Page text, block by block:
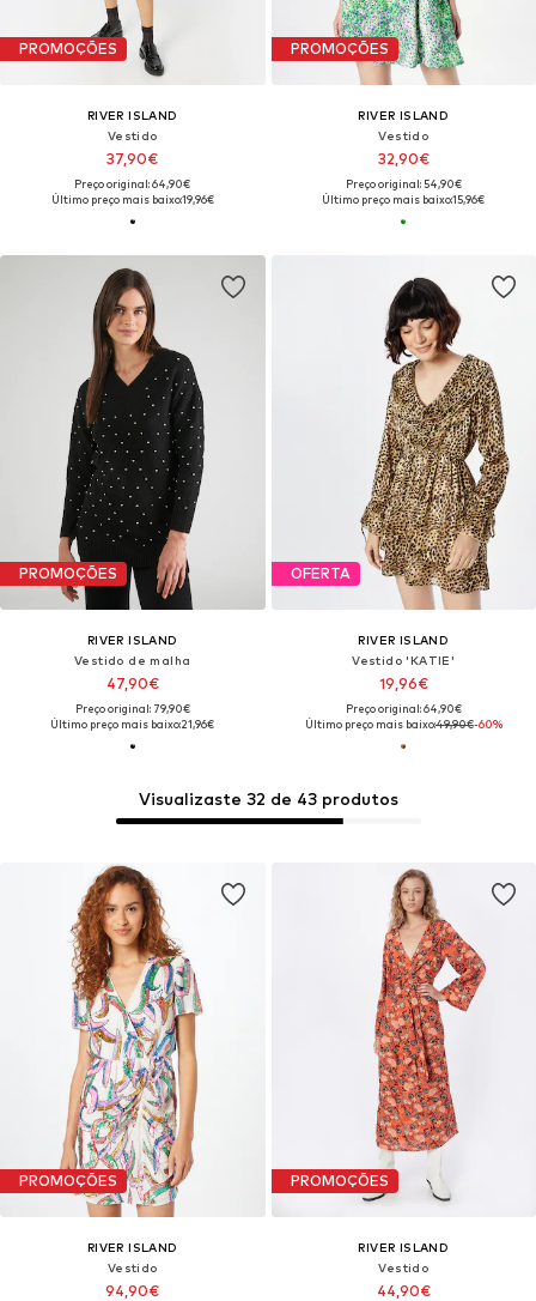
PROMOÇÕES
RIVER ISLAND
Vestido
37,90€
Preço original: 64,90€
Último preço mais baixo:19,96€
PROMOÇÕES
RIVER ISLAND
Vestido
32,90€
Preço original: 54,90€
Último preço mais baixo:15,96€
PROMOÇÕES
RIVER ISLAND
Vestido de malha
47,90€
Preço original: 79,90€
Último preço mais baixo:21,96€
OFERTA
RIVER ISLAND
Vestido 'KATIE'
19,96€
Preço original: 64,90€
Último preço mais baixo:49,90€-60%
PROMOÇÕES
RIVER ISLAND
Vestido
94,90€
PROMOÇÕES
RIVER ISLAND
Vestido
44,90€
Visualizaste 32 de 43 produtos